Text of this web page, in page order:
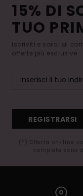
15% DI
TUO
Iscriviti e sarai al
offerte più esclusive.
REGISTRARSI
(*) Offerta on-line
complete sono